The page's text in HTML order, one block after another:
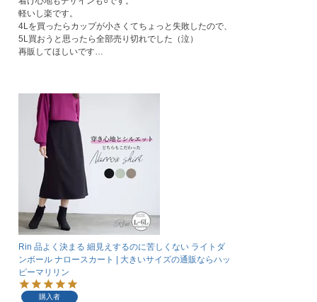
軽いし楽です。
4Lを買ったらカップが小さくてちょっと失敗したので、
5L買おうと思ったら全部売り切れでした（泣）
再販してほしいです…
Rin 品よく決まる 細見えするのに苦しくない ライトダ
ンボール ナロースカート | 大きいサイズの通販ならハッ
ピーマリリン
購入者